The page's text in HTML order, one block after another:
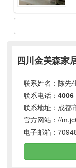
四川金美森家
联系姓名：陈先
联系电话：
联系地址：成都
官方网站： //
电子邮箱：